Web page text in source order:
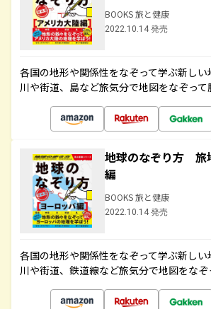
BOOKS 旅と健康
2022.10.14 発売
各国の地形や関係性をなぞって学ぶ新しい
川や街道、島など旅気分で地図をなぞって
地球のなぞり方
編
BOOKS 旅と健康
2022.10.14 発売
各国の地形や関係性をなぞって学ぶ新しい
川や街道、鉄道線など旅気分で地図をなぞ